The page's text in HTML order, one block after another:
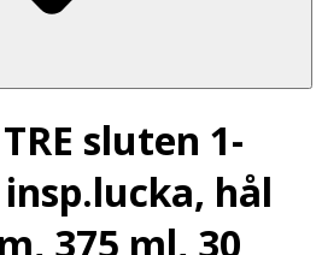
sluten 1-
hål
375 ml, 30